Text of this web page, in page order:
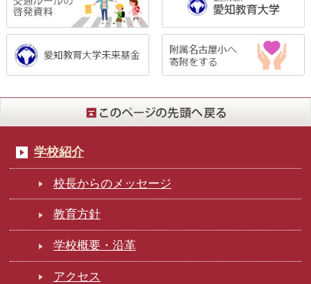
学校紹介
校長からのメッセージ
教育方針
学校概要・沿革
アクセス